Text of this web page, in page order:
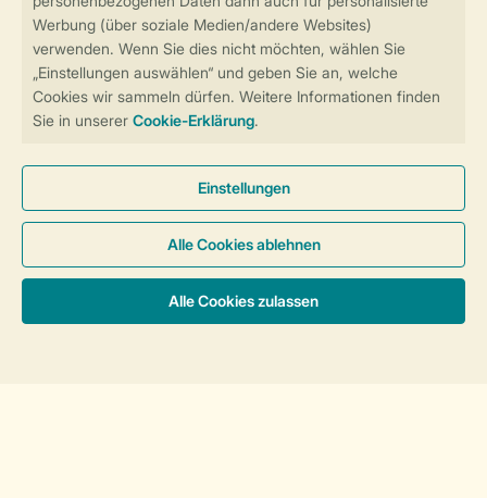
Haben Sie Fragen?
Service
Über Landal
Zahlungsmöglichkeiten